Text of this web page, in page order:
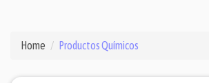
Home Productos Químicos